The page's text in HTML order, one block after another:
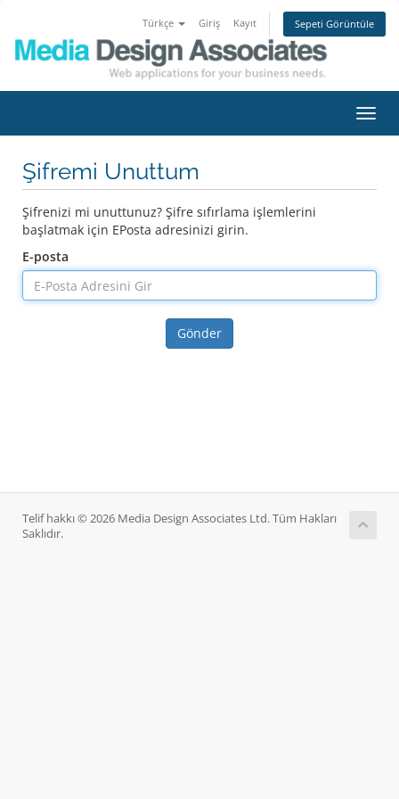
Türkçe Giriş Kayıt Sepeti Görüntüle
Şifremi Unuttum
Şifrenizi mi unuttunuz? Şifre sıfırlama işlemlerini
başlatmak için EPosta adresinizi girin.
E-posta
Gönder
Telif hakkı © 2026 Media Design Associates Ltd. Tüm Hakları
Saklıdır.